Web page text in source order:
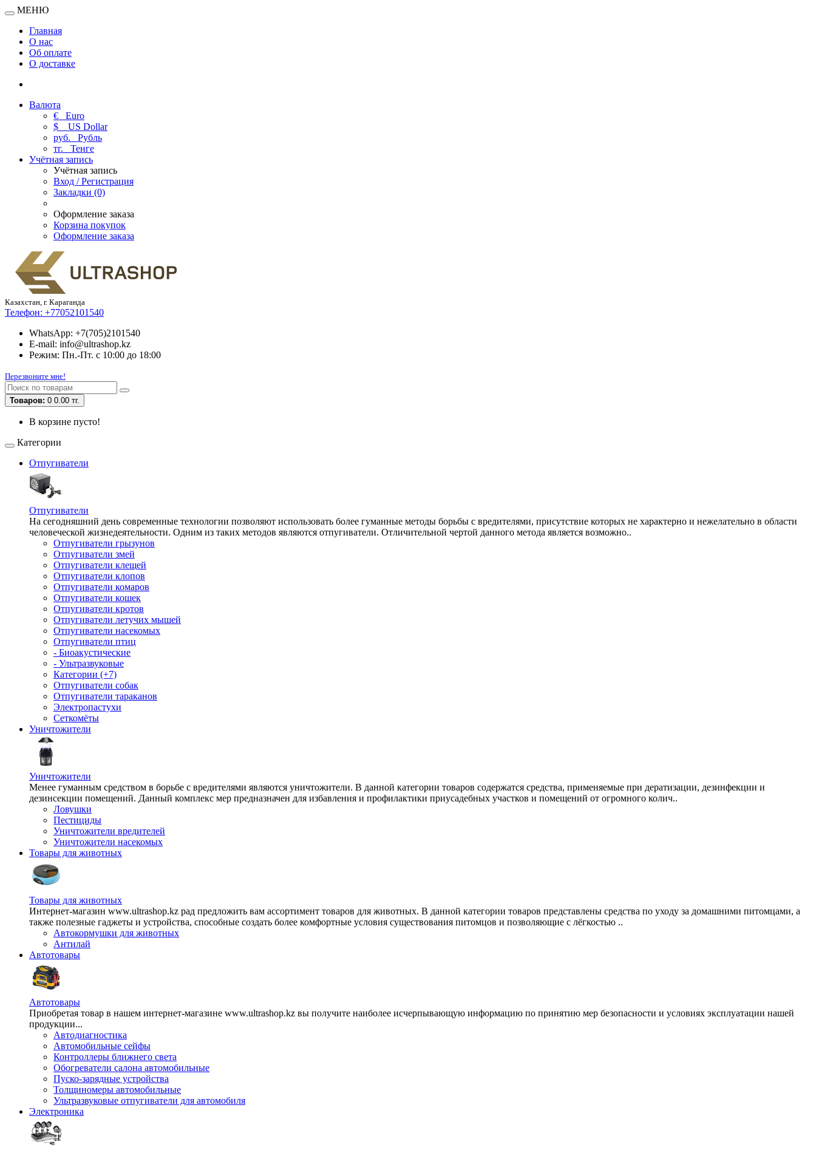
МЕНЮ
Главная
О нас
Об оплате
О доставке
Валюта
€ Euro
$
US Dollar
руб. Рубль
тг. Тенге
Учётная запись
Учётная запись
Вход / Регистрация
Закладки (0)
Оформление заказа
Корзина покупок
Оформление заказа
Казахстан, г. Караганда
Телефон: +77052101540
WhatsApp: +7(705)2101540
E-mail: info@ultrashop.kz
Режим: Пн.-Пт. с 10:00 до 18:00
Перезвоните мне!
Товаров: 0 0.00 тг.
В корзине пусто!
Категории
Отпугиватели
Отпугиватели
На сегодняшний день современные технологии позволяют использовать более гуманные методы борьбы с вредителями, присутствие которых не характерно и нежелательно в области
человеческой жизнедеятельности. Одним из таких методов являются отпугиватели. Отличительной чертой данного метода является возможно..
Отпугиватели грызунов
Отпугиватели змей
Отпугиватели клещей
Отпугиватели клопов
Отпугиватели комаров
Отпугиватели кошек
Отпугиватели кротов
Отпугиватели летучих мышей
Отпугиватели насекомых
Отпугиватели птиц
- Биоакустические
- Ультразвуковые
Категории (+7)
Отпугиватели собак
Отпугиватели тараканов
Электропастухи
Сеткомёты
Уничтожители
Уничтожители
Менее гуманным средством в борьбе с вредителями являются уничтожители. В данной категории товаров содержатся средства, применяемые при дератизации, дезинфекции и
дезинсекции помещений. Данный комплекс мер предназначен для избавления и профилактики приусадебных участков и помещений от огромного колич..
Ловушки
Пестициды
Уничтожители вредителей
Уничтожители насекомых
Товары для животных
Товары для животных
Интернет-магазин www.ultrashop.kz рад предложить вам ассортимент товаров для животных. В данной категории товаров представлены средства по уходу за домашними питомцами, а
также полезные гаджеты и устройства, способные создать более комфортные условия существования питомцов и позволяющие с лёгкостью ..
Автокормушки для животных
Антилай
Автотовары
Автотовары
Приобретая товар в нашем интернет-магазине www.ultrashop.kz вы получите наиболее исчерпывающую информацию по принятию мер безопасности и условиях эксплуатации нашей
продукции...
Автодиагностика
Автомобильные сейфы
Контроллеры ближнего света
Обогреватели салона автомобильные
Пуско-зарядные устройства
Толщиномеры автомобильные
Ультразвуковые отпугиватели для автомобиля
Электроника